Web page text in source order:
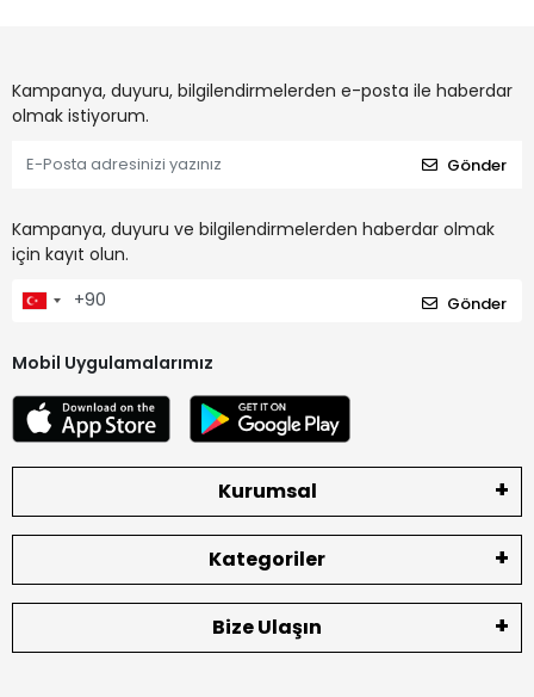
Kampanya, duyuru, bilgilendirmelerden e-posta ile haberdar
olmak istiyorum.
Gönder
Kampanya, duyuru ve bilgilendirmelerden haberdar olmak
için kayıt olun.
Gönder
Mobil Uygulamalarımız
Kurumsal
Kategoriler
Bize Ulaşın